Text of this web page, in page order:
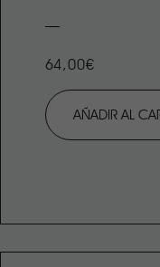
64,00€
AÑADIR AL